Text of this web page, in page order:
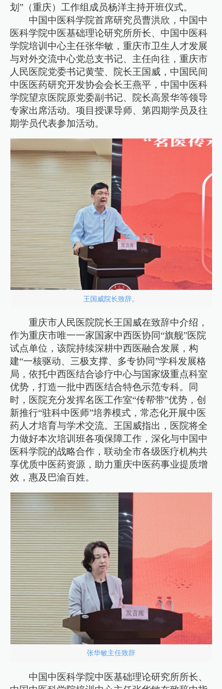
划”（重庆）工作组成员杨洋主持开班仪式。
中国中医科学院首席研究员曹洪欣，中国中
医科学院中医基础理论研究所所长、中国中医科
学院培训中心主任张华敏，重庆市卫生人才发展
与对外交流中心党总支书记、主任向往，重庆市
人民医院党委书记黄莹、院长王国威，中国民间
中医医药研究开发协会会长王燕平，中国中医科
学院望京医院原党委副书记、院长高景华等领导
专家出席活动。项目授课导师、第四期学员及往
期学员代表参加活动。
王国威院长致辞。
重庆市人民医院院长王国威在致辞中介绍，
作为重庆市唯一一家国家中西医协同“旗舰”医院
试点单位，该院持续深耕中西医融合发展，构
建“一核驱动、三极支撑、多专协同”学科发展格
局，依托中西医结合诊疗中心与国家级重点科室
优势，打造一批中西医结合特色示范专科。同
时，医院充分发挥名医工作室“传帮带”优势，创
新推行“驻科中医师”培养模式，常态化开展中医
药人才培育与学术交流。王国威指出，医院将全
力做好本次培训班各项保障工作，深化与中国中
医科学院的战略合作，联动全市各级医疗机构共
享优质中医药资源，助力重庆中医药事业提质增
效，惠及巴渝百姓。
张华敏主任致辞
中国中医科学院中医基础理论研究所所长、